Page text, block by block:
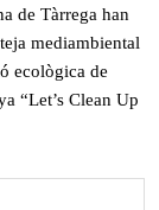
de Tàrrega han
mediambiental
ecològica de
“Let’s Clean Up